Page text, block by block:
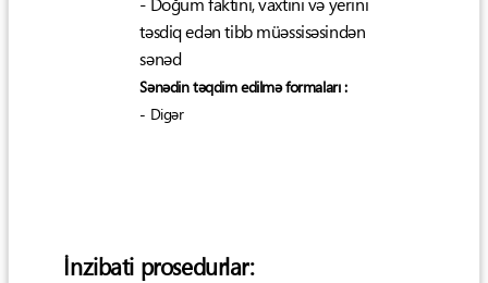
təsdiq edən tibb müəssisəsindən
sənəd
Sənədin təqdim edilmə formaları :
- Digər
İnzibati prosedurlar: